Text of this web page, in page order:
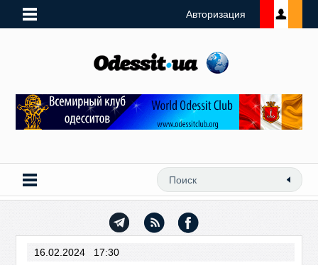
Авторизация
16.02.2024 17:30